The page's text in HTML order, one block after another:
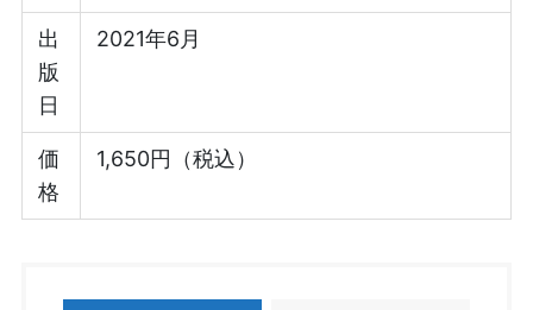
出
版
日
2021年6月
価
格
1,650円（税込）